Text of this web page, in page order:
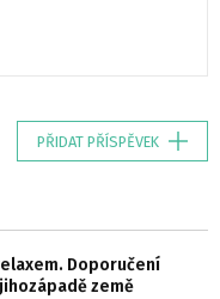
PŘIDAT PŘÍSPĚVEK
Doporučení
země